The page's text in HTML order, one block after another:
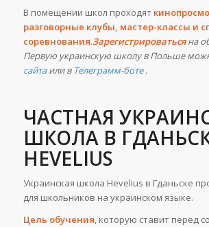
В помещении школ проходят
разговорные клубы, мастер-классы и
соревнования.Зарегистрироватьсяна
Первую украинскую школу в Польше
сайтаили в Телеграмм-боте.
ЧАСТНАЯ
ШКОЛА В
HEVELIUS
Украинская школа Hevelius в Гданьске
для школьников на украинском языке.
Цель обучения, которую ставит перед